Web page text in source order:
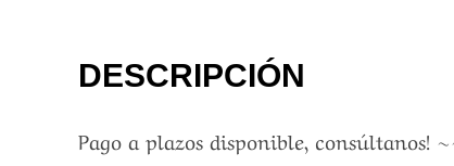
DESCRIPCIÓN
Pago a plazos disponible, consúltanos!